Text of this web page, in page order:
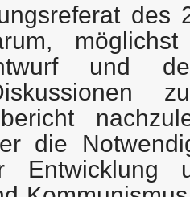
des
und
die
Entwicklung